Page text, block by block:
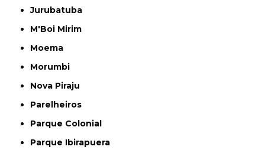
Jurubatuba
M'Boi Mirim
Moema
Morumbi
Nova Piraju
Parelheiros
Parque Colonial
Parque Ibirapuera